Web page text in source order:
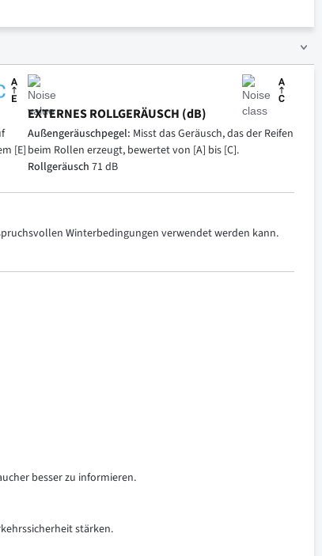
[E]
EXTERNES ROLLGERÄUSCH (dB)
Außengeräuschpegel: Misst das Geräusch, das der Reifen
beim Rollen erzeugt, bewertet von [A] bis [C].
Rollgeräusch 71 dB
Winterbedingungen verwendet werden kann.
besser zu informieren.
stärken.